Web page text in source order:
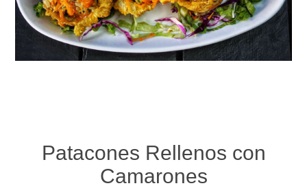
Patacones Rellenos con
Camarones